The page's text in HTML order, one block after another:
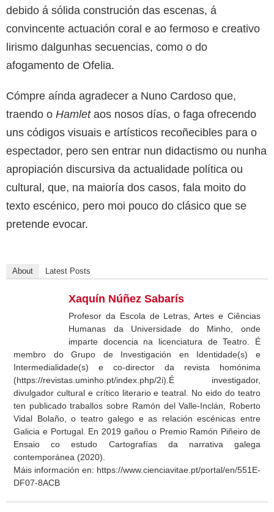
debido á sólida construción das escenas, á
convincente actuación coral e ao fermoso e creativo
lirismo dalgunhas secuencias, como o do
afogamento de Ofelia.
Cómpre aínda agradecer a Nuno Cardoso que,
traendo o Hamletaos nosos días, o faga ofrecendo
uns códigos visuais e artísticos recoñecibles para o
espectador, pero sen entrar nun didactismo ou nunha
apropiación discursiva da actualidade política ou
cultural, que, na maioría dos casos, fala moito do
texto escénico, pero moi pouco do clásico que se
pretende evocar.
About Latest Posts
Xaquín Núñez Sabarís
Profesor da Escola de Letras, Artes e Ciências
Humanas da Universidade do Minho, onde
imparte docencia na licenciatura de Teatro. É
membro do Grupo de Investigación en Identidade(s) e
Intermedialidade(s) e co-director da revista homónima
(https://revistas.uminho.pt/index.php/2i).É investigador,
divulgador cultural e crítico literario e teatral. No eido do teatro
ten publicado traballos sobre Ramón del Valle-Inclán, Roberto
Vidal Bolaño, o teatro galego e as relación escénicas entre
Galicia e Portugal. En 2019 gañou o Premio Ramón Piñeiro de
Ensaio co estudo Cartografías da narrativa galega
contemporánea (2020).
Máis información en: https://www.cienciavitae.pt/portal/en/551E-
DF07-8ACB